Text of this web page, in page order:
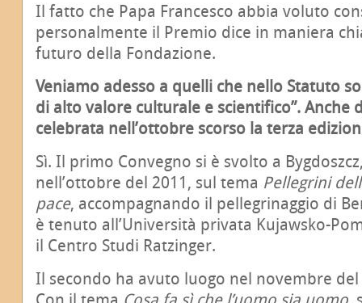
Il fatto che Papa Francesco abbia voluto
personalmente il Premio dice in maniera
futuro della Fondazione.
Veniamo adesso a quelli che nello Statuto
di alto valore culturale e scientifico”. Anche
celebrata nell’ottobre scorso la terza
Sì. Il primo Convegno si è svolto a
nell’ottobre del 2011, sul tema Pellegrini
pace, accompagnando il pellegrinaggio di
è tenuto all’Università privata Kujawsko-
il Centro Studi Ratzinger.
Il secondo ha avuto luogo nel novembre del